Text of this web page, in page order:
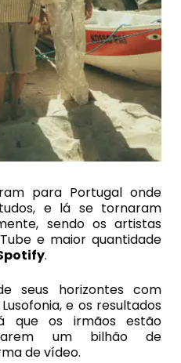
para Portugal onde
e lá se tornaram
sendo os artistas
e maior quantidade
.
seus horizontes com
e os resultados
que os irmãos estão
um bilhão de
de vídeo.